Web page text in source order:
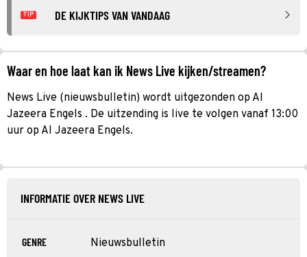
TIP DE KIJKTIPS VAN VANDAAG
Waar en hoe laat kan ik News Live kijken/streamen?
News Live (nieuwsbulletin) wordt uitgezonden op Al
Jazeera Engels . De uitzending is live te volgen vanaf 13:00
uur op Al Jazeera Engels.
INFORMATIE OVER NEWS LIVE
GENRE Nieuwsbulletin